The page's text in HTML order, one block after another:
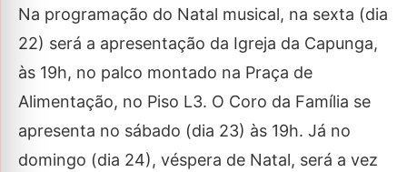
Na programação do Natal musical, na sexta (dia
22) será a apresentação da Igreja da Capunga,
às 19h, no palco montado na Praça de
Alimentação, no Piso L3. O Coro da Família se
apresenta no sábado (dia 23) às 19h. Já no
domingo (dia 24), véspera de Natal, será a vez